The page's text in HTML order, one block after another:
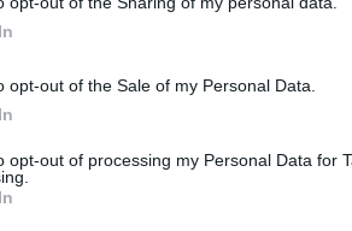
opt-out of the Sale of my Personal Data.
opt-out of processing my Personal Data for